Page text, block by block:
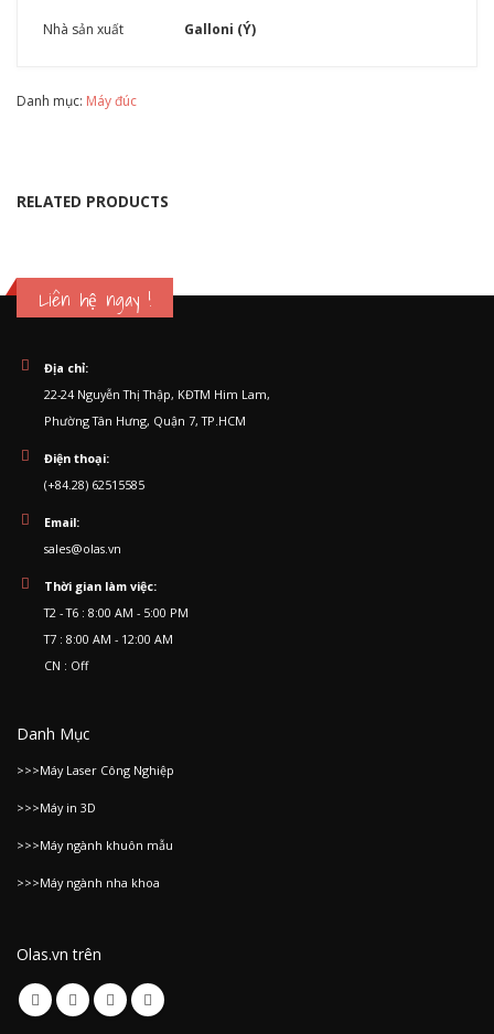
Nhà sản xuất Galloni (Ý)
Danh mục: Máy đúc
RELATED PRODUCTS
Liên hệ ngay !
Địa chỉ:
22-24 Nguyễn Thị Thập, KĐTM Him Lam,
Phường Tân Hưng, Quận 7, TP.HCM
Điện thoại:
(+84.28) 62515585
Email:
sales@olas.vn
Thời gian làm việc:
T2 - T6 : 8:00 AM - 5:00 PM
T7 : 8:00 AM - 12:00 AM
CN : Off
Danh Mục
>>>Máy Laser Công Nghiệp
>>>Máy in 3D
>>>Máy ngành khuôn mẫu
>>>Máy ngành nha khoa
Olas.vn trên